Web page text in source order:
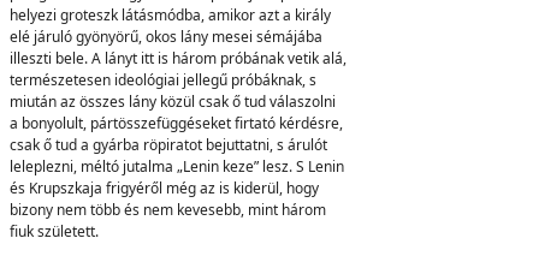
helyezi groteszk látásmódba, amikor azt a király
elé járuló gyönyörű, okos lány mesei sémájába
illeszti bele. A lányt itt is három próbának vetik alá,
természetesen ideológiai jellegű próbáknak, s
miután az összes lány közül csak ő tud válaszolni
a bonyolult, pártösszefüggéseket firtató kérdésre,
csak ő tud a gyárba röpiratot bejuttatni, s árulót
leleplezni, méltó jutalma „Lenin keze” lesz. S Lenin
és Krupszkaja frigyéről még az is kiderül, hogy
bizony nem több és nem kevesebb, mint három
fiuk született.